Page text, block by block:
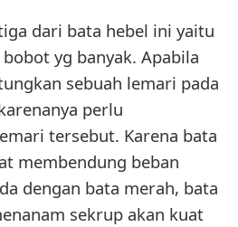
dari bata hebel ini yaitu
yg banyak. Apabila
sebuah lemari pada
perlu
tersebut. Karena bata
membendung beban
dengan bata merah, bata
sekrup akan kuat